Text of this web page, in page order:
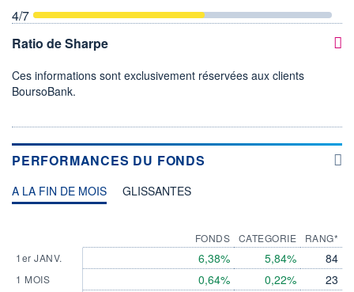
4/7
Ratio de Sharpe
Ces informations sont exclusivement réservées aux clients
BoursoBank.
PERFORMANCES DU FONDS
A LA FIN DE MOIS GLISSANTES
1er JANV.
1 MOIS
FONDS
6,38%
0,64%
CATEGORIE
5,84%
0,22%
RANG*
84
23